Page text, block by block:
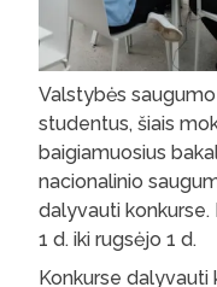
Valstybės
studentus, šiais
baigiamuosius
nacionalinio
dalyvauti
1 d. iki rugsėjo 1 d.
Konkurse dalyvauti